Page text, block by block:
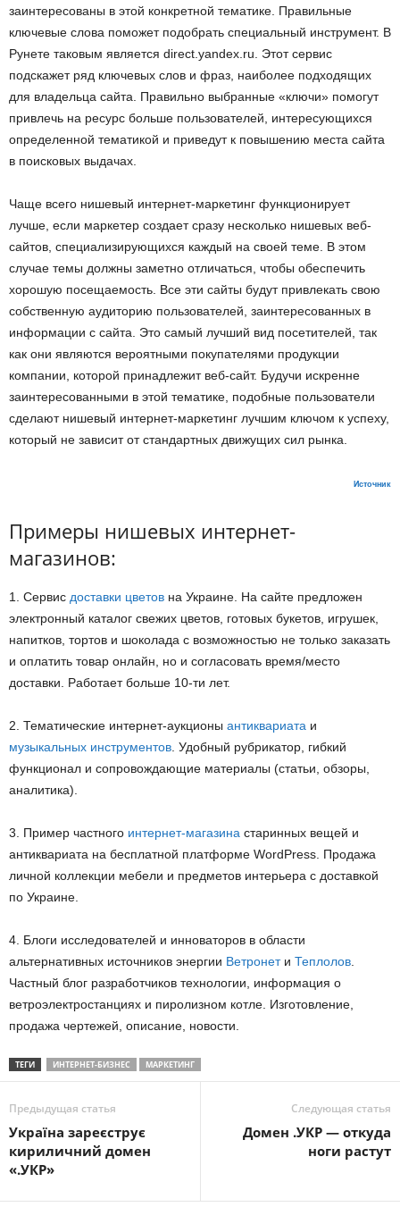
заинтересованы в этой конкретной тематике. Правильные
ключевые слова поможет подобрать специальный инструмент. В
Рунете таковым является direct.yandex.ru. Этот сервис
подскажет ряд ключевых слов и фраз, наиболее подходящих
для владельца сайта. Правильно выбранные «ключи» помогут
привлечь на ресурс больше пользователей, интересующихся
определенной тематикой и приведут к повышению места сайта
в поисковых выдачах.
Чаще всего нишевый интернет-маркетинг функционирует
лучше, если маркетер создает сразу несколько нишевых веб-
сайтов, специализирующихся каждый на своей теме. В этом
случае темы должны заметно отличаться, чтобы обеспечить
хорошую посещаемость. Все эти сайты будут привлекать свою
собственную аудиторию пользователей, заинтересованных в
информации с сайта. Это самый лучший вид посетителей, так
как они являются вероятными покупателями продукции
компании, которой принадлежит веб-сайт. Будучи искренне
заинтересованными в этой тематике, подобные пользователи
сделают нишевый интернет-маркетинг лучшим ключом к успеху,
который не зависит от стандартных движущих сил рынка.
Источник
Примеры нишевых интернет-
магазинов:
1. Сервис доставки цветов на Украине. На сайте предложен
электронный каталог свежих цветов, готовых букетов, игрушек,
напитков, тортов и шоколада с возможностью не только заказать
и оплатить товар онлайн, но и согласовать время/место
доставки. Работает больше 10-ти лет.
2. Тематические интернет-аукционы антиквариата и
музыкальных инструментов . Удобный рубрикатор, гибкий
функционал и сопровождающие материалы (статьи, обзоры,
аналитика).
3. Пример частного интернет-магазина старинных вещей и
антиквариата на бесплатной платформе WordPress. Продажа
личной коллекции мебели и предметов интерьера с доставкой
по Украине.
4. Блоги исследователей и инноваторов в области
альтернативных источников энергии Ветронети Теплолов
Частный блог разработчиков технологии, информация о
ветроэлектростанциях и пиролизном котле. Изготовление,
продажа чертежей, описание, новости.
ТЕГИ ИНТЕРНЕТ-БИЗНЕС МАРКЕТИНГ
Предыдущая статья
Україна зареєструє
кириличний домен
«.УКР»
Следующая статья
Домен .УКР — откуда
ноги растут